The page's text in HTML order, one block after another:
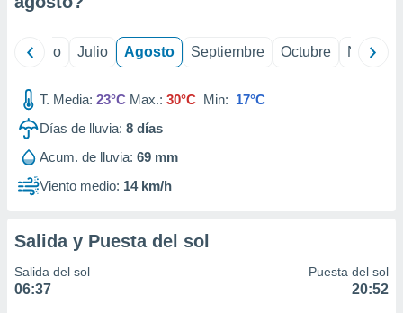
mediante
publicidad
publicidad
1199
Junio Julio Agosto Septiembre Octubre
T. Media: 23°C Max.: 30°C Min: 17°C
Días de lluvia: 8 días
Acum. de lluvia: 69 mm
Viento medio: 14 km/h
Salida y Puesta del sol
Salida del sol
06:37
Puesta del sol
20:52